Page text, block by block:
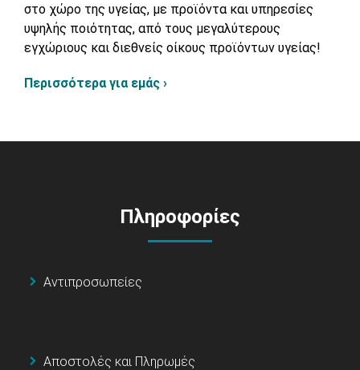
στο χώρο της υγείας, με προϊόντα και υπηρεσίες
υψηλής ποιότητας, από τους μεγαλύτερους
εγχώριους και διεθνείς οίκους προϊόντων υγείας!
Περισσότερα για εμάς ›
Πληροφορίες
Αντιπροσωπείες
Αποστολές και Πληρωμές